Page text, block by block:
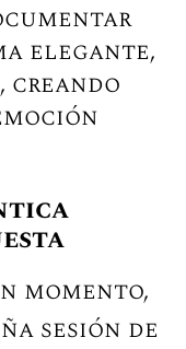
elegante,
creando
momento,
sesión de